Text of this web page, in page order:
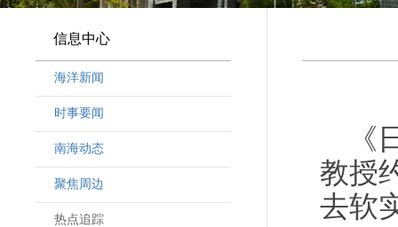
信息中心
海洋新闻
时事要闻
南海动态
聚焦周边
热点追踪
教授
去软